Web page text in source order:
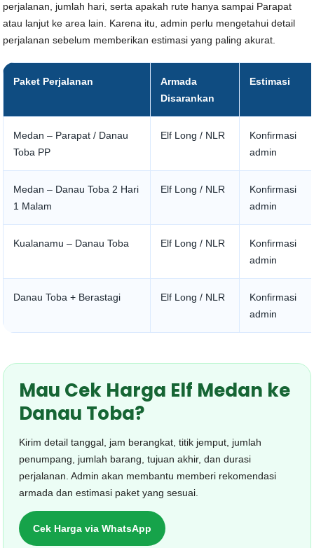
perjalanan, jumlah hari, serta apakah rute hanya sampai Parapat
atau lanjut ke area lain. Karena itu, admin perlu mengetahui detail
perjalanan sebelum memberikan estimasi yang paling akurat.
Paket Perjalanan
Armada
Disarankan
Estimasi
Medan – Parapat / Danau
Toba PP
Elf Long / NLR
Konfirmasi
admin
Medan – Danau Toba 2 Hari
1 Malam
Elf Long / NLR
Konfirmasi
admin
Kualanamu – Danau Toba Elf Long / NLR
Konfirmasi
admin
Danau Toba + Berastagi Elf Long / NLR
Konfirmasi
admin
Mau Cek Harga Elf Medan ke
Danau Toba?
Kirim detail tanggal, jam berangkat, titik jemput, jumlah
penumpang, jumlah barang, tujuan akhir, dan durasi
perjalanan. Admin akan membantu memberi rekomendasi
armada dan estimasi paket yang sesuai.
Cek Harga via WhatsApp